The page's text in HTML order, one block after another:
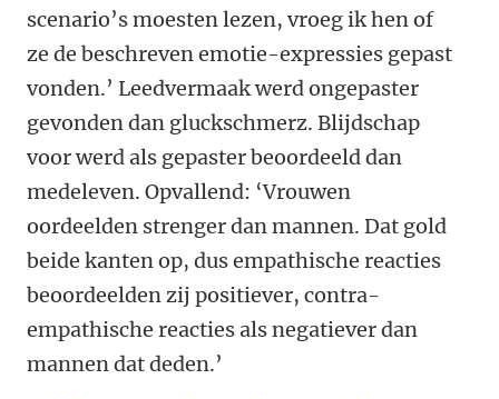
scenario’s moesten lezen, vroeg ik hen of
ze de beschreven emotie-expressies gepast
vonden.’ Leedvermaak werd ongepaster
gevonden dan gluckschmerz. Blijdschap
voor werd als gepaster beoordeeld dan
medeleven. Opvallend: ‘Vrouwen
oordeelden strenger dan mannen. Dat gold
beide kanten op, dus empathische reacties
beoordeelden zij positiever, contra-
empathische reacties als negatiever dan
mannen dat deden.’